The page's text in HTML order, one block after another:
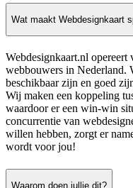
Wat maakt Webdesignkaart
Webdesignkaart.nl
webbouwers in Nederland.
beschikbaar zijn en goed
Wij maken een koppeling
waardoor er een win-win
concurrentie van
willen hebben, zorgt er
wordt voor jou!
Waarom doen jullie dit?